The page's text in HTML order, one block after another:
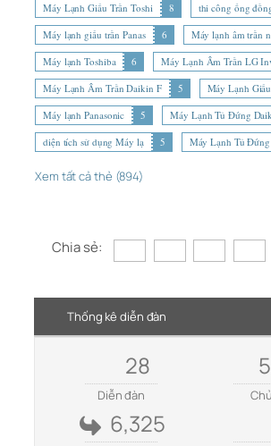
Máy Lạnh Giấu Trần Toshi
8 thi công ống
Máy lạnh giấu trần Panas
6 Máy lạnh âm trần
Máy lạnh Toshiba
6 Máy Lạnh Âm Trần LG
Máy Lạnh Âm Trần Daikin F
5 Máy Lạnh
Máy lạnh Panasonic
5 Máy Lạnh Tủ Đứng
diện tích sử dụng Máy lạ
5 Máy Lạnh Tủ Đứng
Xem tất cả thẻ (894)
Chia sẻ:
Thống kê diễn đàn
28
Diễn đàn
6,325